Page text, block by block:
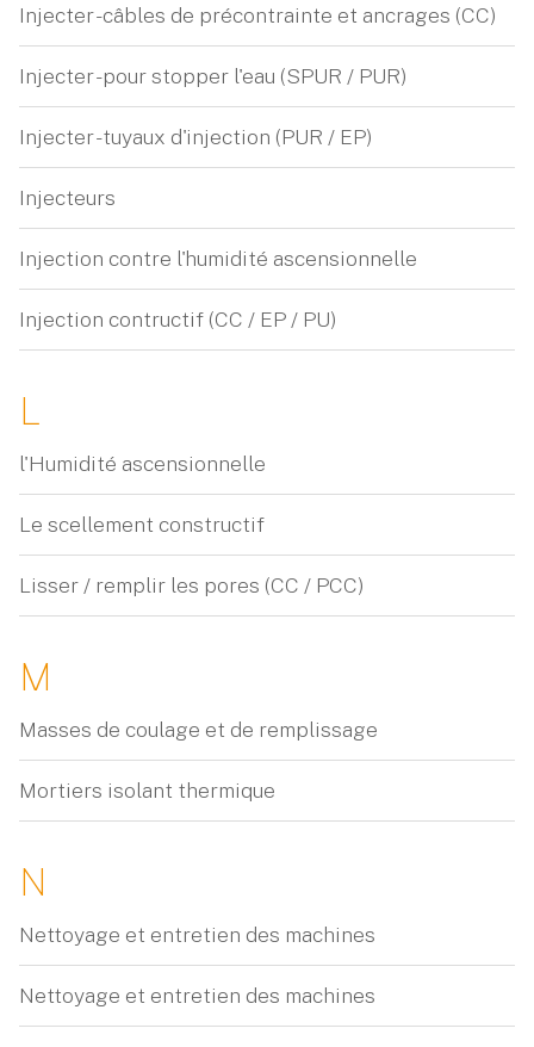
Injecter - câbles de précontrainte et ancrages (CC)
Injecter - pour stopper l'eau (SPUR / PUR)
Injecter - tuyaux d'injection (PUR / EP)
Injecteurs
Injection contre l'humidité ascensionnelle
Injection contructif (CC / EP / PU)
L
l'Humidité ascensionnelle
Le scellement constructif
Lisser / remplir les pores (CC / PCC)
M
Masses de coulage et de remplissage
Mortiers isolant thermique
N
Nettoyage et entretien des machines
Nettoyage et entretien des machines